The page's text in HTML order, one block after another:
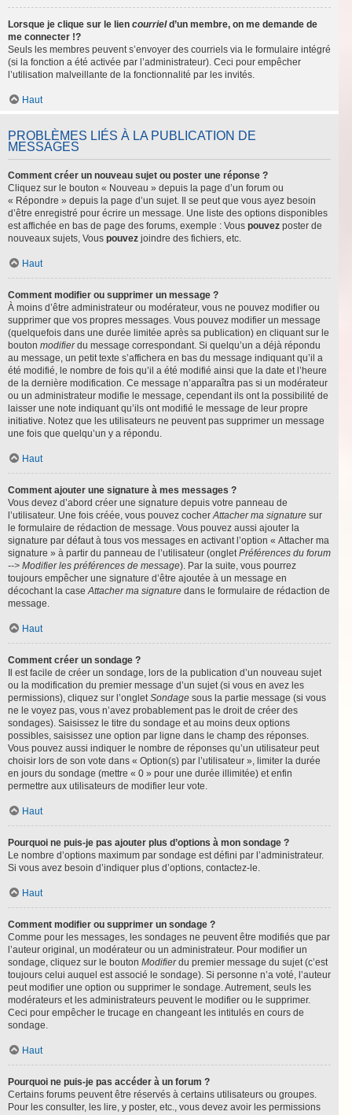
Lorsque je clique sur le lien courrield’un membre, on me demande de
me connecter !?
Seuls les membres peuvent s’envoyer des courriels via le formulaire intégré
(si la fonction a été activée par l’administrateur). Ceci pour empêcher
l’utilisation malveillante de la fonctionnalité par les invités.
Haut
PROBLÈMES LIÉS À LA PUBLICATION DE
MESSAGES
Comment créer un nouveau sujet ou poster une réponse ?
Cliquez sur le bouton « Nouveau » depuis la page d’un forum ou
« Répondre » depuis la page d’un sujet. Il se peut que vous ayez besoin
d’être enregistré pour écrire un message. Une liste des options disponibles
est affichée en bas de page des forums, exemple : Vous pouvez poster de
nouveaux sujets, Vous pouvez joindre des fichiers, etc.
Haut
Comment modifier ou supprimer un message ?
À moins d’être administrateur ou modérateur, vous ne pouvez modifier ou
supprimer que vos propres messages. Vous pouvez modifier un message
(quelquefois dans une durée limitée après sa publication) en cliquant sur le
bouton modifierdu message correspondant. Si quelqu’un a déjà répondu
au message, un petit texte s’affichera en bas du message indiquant qu’il a
été modifié, le nombre de fois qu’il a été modifié ainsi que la date et l’heure
de la dernière modification. Ce message n’apparaîtra pas si un modérateur
ou un administrateur modifie le message, cependant ils ont la possibilité de
laisser une note indiquant qu’ils ont modifié le message de leur propre
initiative. Notez que les utilisateurs ne peuvent pas supprimer un message
une fois que quelqu’un y a répondu.
Haut
Comment ajouter une signature à mes messages ?
Vous devez d’abord créer une signature depuis votre panneau de
l’utilisateur. Une fois créée, vous pouvez cocherAttacher ma signature sur
le formulaire de rédaction de message. Vous pouvez aussi ajouter la
signature par défaut à tous vos messages en activant l’option « Attacher ma
signature » à partir du panneau de l’utilisateur (ongletPréférences du forum
--> Modifier les préférences de message). Par la suite, vous pourrez
toujours empêcher une signature d’être ajoutée à un message en
décochant la caseAttacher ma signature dans le formulaire de rédaction de
message.
Haut
Comment créer un sondage ?
Il est facile de créer un sondage, lors de la publication d’un nouveau sujet
ou la modification du premier message d’un sujet (si vous en avez les
permissions), cliquez sur l’ongletSondage sous la partie message (si vous
ne le voyez pas, vous n’avez probablement pas le droit de créer des
sondages). Saisissez le titre du sondage et au moins deux options
possibles, saisissez une option par ligne dans le champ des réponses.
Vous pouvez aussi indiquer le nombre de réponses qu’un utilisateur peut
choisir lors de son vote dans « Option(s) par l’utilisateur », limiter la durée
en jours du sondage (mettre « 0 » pour une durée illimitée) et enfin
permettre aux utilisateurs de modifier leur vote.
Haut
Pourquoi ne puis-je pas ajouter plus d’options à mon sondage ?
Le nombre d’options maximum par sondage est défini par l’administrateur.
Si vous avez besoin d’indiquer plus d’options, contactez-le.
Haut
Comment modifier ou supprimer un sondage ?
Comme pour les messages, les sondages ne peuvent être modifiés que par
l’auteur original, un modérateur ou un administrateur. Pour modifier un
sondage, cliquez sur le bouton Modifierdu premier message du sujet (c’est
toujours celui auquel est associé le sondage). Si personne n’a voté, l’auteur
peut modifier une option ou supprimer le sondage. Autrement, seuls les
modérateurs et les administrateurs peuvent le modifier ou le supprimer.
Ceci pour empêcher le trucage en changeant les intitulés en cours de
sondage.
Haut
Pourquoi ne puis-je pas accéder à un forum ?
Certains forums peuvent être réservés à certains utilisateurs ou groupes.
Pour les consulter, les lire, y poster, etc., vous devez avoir les permissions